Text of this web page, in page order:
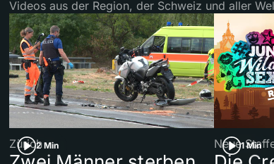
Videos aus der Region, der Schweiz und aller
2 Min
Zürich 1 Min
Neue